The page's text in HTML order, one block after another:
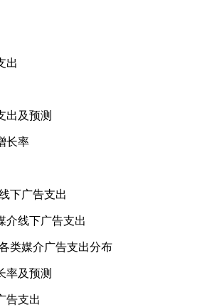
出
出及预测
长率
下广告支出
介线下广告支出
类媒介广告支出分布
率及预测
告支出